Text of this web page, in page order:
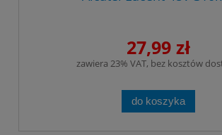
27,99 zł
zawiera 23% VAT, bez kosztów
do koszyka